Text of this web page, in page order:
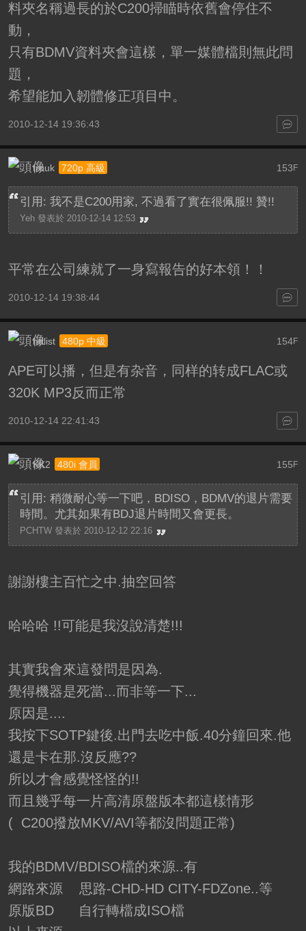
料夾名稱過長的於C200掃瞄時依舊會停住不
動，
只有BDMV資料夾會這樣，單一媒體檔則無此問
題，
希望能加入韌體修正項目中。
2010-12-14 19:36:43
153F
trouk 720p 高級
引用: 我不是C200用家, 不過看了實在很佩服!! 贊!!
Yeh 發表於 2010-12-14 12:53
平常在公司練就了一身寫報告的好本領！！
2010-12-14 19:38:44
154F
hdlist 480p 中級
APE可以播，但是有杂音，同样的转成FLAC或
320K MP3反而正常
2010-12-14 22:41:43
155 F
KK2 480i 會員
引用: 稍微耐心等一下吧，BDISO，BDMV的退片需要
時間。尤其如果有BDJ退片時間又會更長。
PCHTW 發表於 2010-12-12 22:16
謝謝樓主百忙之中.抽空回答
哈哈哈 !!可能是我沒說清楚!!!
其實我會來這發問是因為.
覺得機器是死當...而非等一下...
原因是....
我按下SOTP鍵後.出門去吃中飯.40分鐘回來.他
還是卡在那.沒反應??
所以才會感覺怪怪的!!
而且幾乎每一片高清原盤版本都這樣情形
( C200撥放MKV/AVI等都沒問題正常)
我的BDMV/BDISO檔的來源..有
網路來源 思路-CHD-HD CITY-FDZone..等
原版BD 自行轉檔成ISO檔